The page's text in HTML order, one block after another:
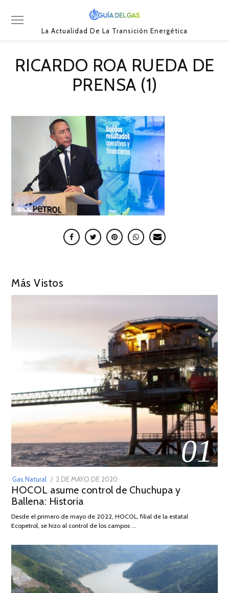
La Actualidad De La Transición Energética
RICARDO ROA RUEDA DE
PRENSA (1)
Más Vistos
01
Gas Natural
POSTED
ON
2 DE MAYO DE 2020
DE
2026
HOCOL asume control de Chuchupa y
Ballena: Historia
Desde el primero de mayo de 2022, HOCOL, filial de la estatal
Ecopetrol, se hizo al control de los campos …